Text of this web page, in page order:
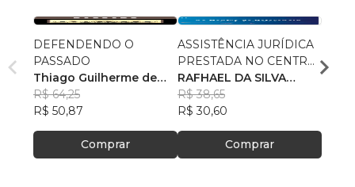
DEFENDENDO O
PASSADO
Thiago Guilherme de
Souza
R$ 64,25
R$ 50,87
Comprar
ASSISTÊNCIA JURÍDICA
PRESTADA NO CENTRO
DE REFERÊNCIA
ESPECIALIZADO DE
ASSISTÊNCIA SOCIAL–
CREAS
RAFHAEL DA SILVA
PETRÔNIO
R$ 38,65
R$ 30,60
Comprar
AS